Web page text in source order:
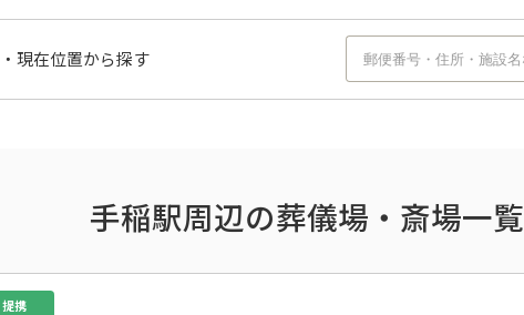
現在位置から探す
手稲駅周辺の葬儀場・斎場一覧
提携